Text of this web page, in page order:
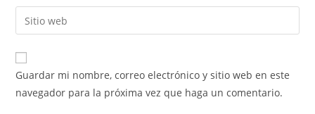
de
usuario
para
comentar
dirección
de
electrónico
para
comentar
Introducí
la
URL
de
Guardar mi nombre, correo electrónico y sitio web en este
navegador para la próxima vez que haga un comentario.